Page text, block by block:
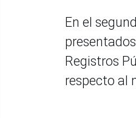
En el
Registros
respecto al